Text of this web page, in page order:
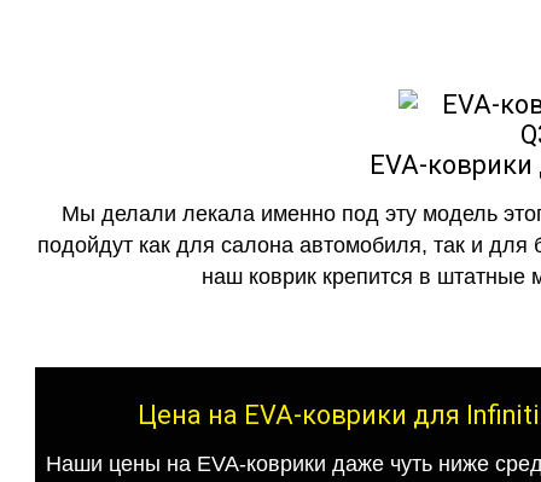
EVA-
Мы делали лекала именно под эту модель
подойдут как для салона автомобиля, так и для
наш коврик крепится в штатные
Цена на EVA-коврики для
Наши цены на EVA-коврики даже чуть ниже